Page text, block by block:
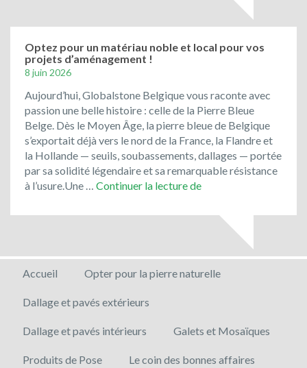
Optez pour un matériau noble et local pour vos
projets d’aménagement !
8 juin 2026
Aujourd’hui, Globalstone Belgique vous raconte avec
passion une belle histoire : celle de la Pierre Bleue
Belge. Dès le Moyen Âge, la pierre bleue de Belgique
s’exportait déjà vers le nord de la France, la Flandre et
la Hollande — seuils, soubassements, dallages — portée
par sa solidité légendaire et sa remarquable résistance
à l’usure.Une … Continuer la lecture deOptez
un
matériau
et
local
d’aménagement
Accueil Opter pour la pierre naturelle
Dallage et pavés extérieurs
Dallage et pavés intérieurs Galets et Mosaïques
Produits de Pose Le coin des bonnes affaires